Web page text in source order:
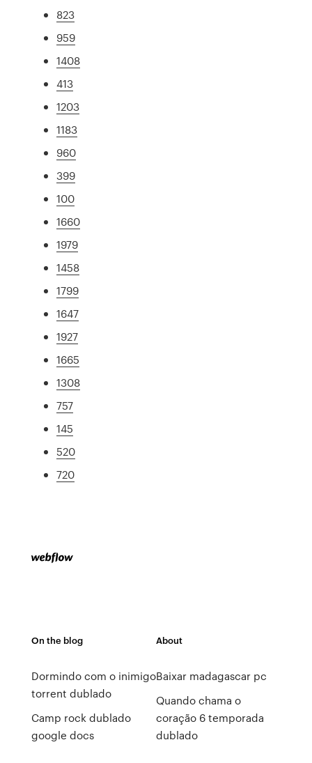
823
959
1408
413
1203
1183
960
399
100
1660
1979
1458
1799
1647
1927
1665
1308
757
145
520
720
On the blog
Dormindo com o inimigo
torrent dublado
Camp rock dublado
google docs
About
Baixar madagascar pc
Quando chama o
coração 6 temporada
dublado